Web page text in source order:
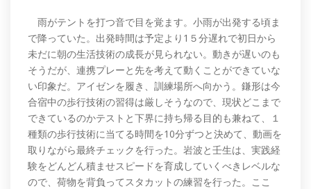
雨がテントを打つ音で目を覚ます。小雨が出発する頃ま
で降っていた。出発時間は予定より1５分遅れで初日から
未だに朝の生活技術の成長が見られない。動きが遅いのも
そうだが、連携プレーと先を考えて動くことができていな
い印象だ。アイゼンを履き、訓練場所へ向かう。鎌形は今
合宿中の歩行技術の習得は厳しそうなので、現状どこまで
できているのかテストと下界に持ち帰る目的も兼ねて、１
種類の歩行技術に当てる時間を10分ずつと決めて、動画を
取りながら最終チェックを行った。岩波と壬生は、実践経
験をどんどん積ませスピードを育成していくべきレベルな
ので、荷物を背負ってスタカットの練習を行った。ここ